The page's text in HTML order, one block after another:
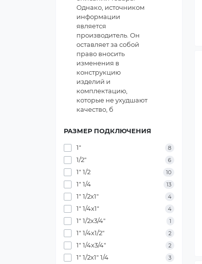
Однако, источником
информации
является
производитель. Он
оставляет за собой
право вносить
изменения в
конструкцию
изделий и
комплектацию,
которые не ухудшают
качество, б
РАЗМЕР ПОДКЛЮЧЕНИЯ
1" 8
1/2" 6
1" 1/2 10
1" 1/4 13
1" 1/2х1" 4
1" 1/4х1" 4
1" 1/2х3/4" 1
1" 1/4х1/2" 2
1" 1/4х3/4" 2
1" 1/2х1" 1/4 3